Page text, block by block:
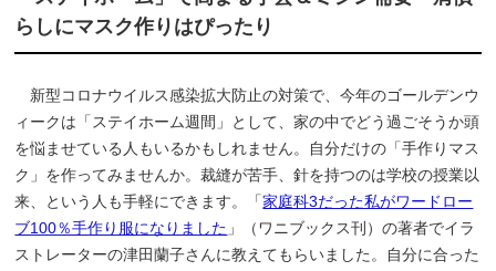
らしにマスク作りはぴったり
新型コロナウイルス感染拡大防止の対策で、今年のゴールデンウ
ィークは「ステイホーム週間」として、家の中でどう過ごそうか頭
を悩ませている人もいるかもしれません。自分だけの「手作りマス
ク」を作ってみませんか。裁縫が苦手、針を持つのは学校の授業以
来、という人も手軽にできます。「家庭科3だった私がワードロー
ブ100％手作り服になりました 」（ワニブックス刊）の著者でイラ
ストレーターの津田蘭子さんに教えてもらいました。自分に合った